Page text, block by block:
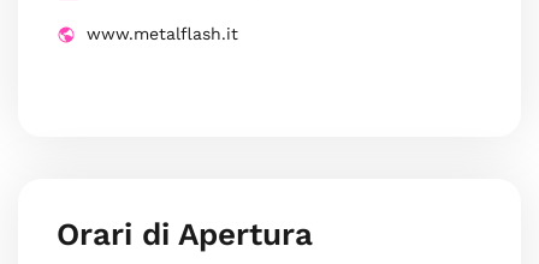
www.metalflash.it
Orari di Apertura